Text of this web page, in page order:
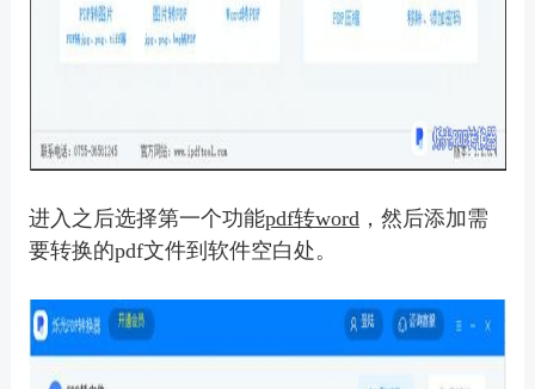
进入之后选择第一个功能pdf转word，然后添加需
要转换的pdf文件到软件空白处。